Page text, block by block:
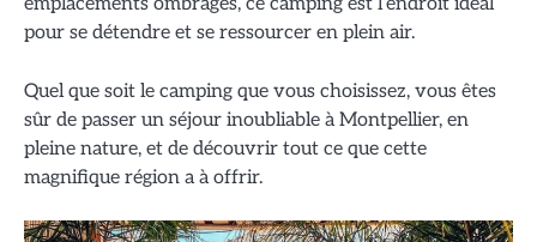
pour se détendre et se ressourcer en plein air.
Quel que soit le camping que vous choisissez, vous êtes
sûr de passer un séjour inoubliable à Montpellier, en
pleine nature, et de découvrir tout ce que cette
magnifique région a à offrir.